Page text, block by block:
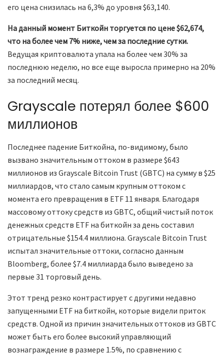
его цена снизилась на 6,3% до уровня $63,140.
На данный момент Биткойн торгуется по цене $62,674,
что на более чем 7% ниже, чем за последние сутки.
Ведущая криптовалюта упала на более чем 30% за
последнюю неделю, но все еще выросла примерно на 20%
за последний месяц.
Grayscale потерял более $600
миллионов
Последнее падение Биткойна, по-видимому, было
вызвано значительным оттоком в размере $643
миллионов из Grayscale Bitcoin Trust (GBTC) на сумму в $25
миллиардов, что стало самым крупным оттоком с
момента его превращения в ETF 11 января. Благодаря
массовому оттоку средств из GBTC, общий чистый поток
денежных средств ETF на биткойн за день составил
отрицательные $154.4 миллиона. Grayscale Bitcoin Trust
испытал значительные оттоки, согласно данным
Bloomberg, более $7.4 миллиарда было выведено за
первые 31 торговый день.
Этот тренд резко контрастирует с другими недавно
запущенными ETF на биткойн, которые видели приток
средств. Одной из причин значительных оттоков из GBTC
может быть его более высокий управляющий
вознаграждение в размере 1.5%, по сравнению с